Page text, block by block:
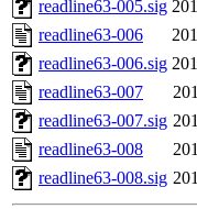
readline63-005.sig
readline63-006
readline63-006.sig
readline63-007
readline63-007.sig
readline63-008
readline63-008.sig